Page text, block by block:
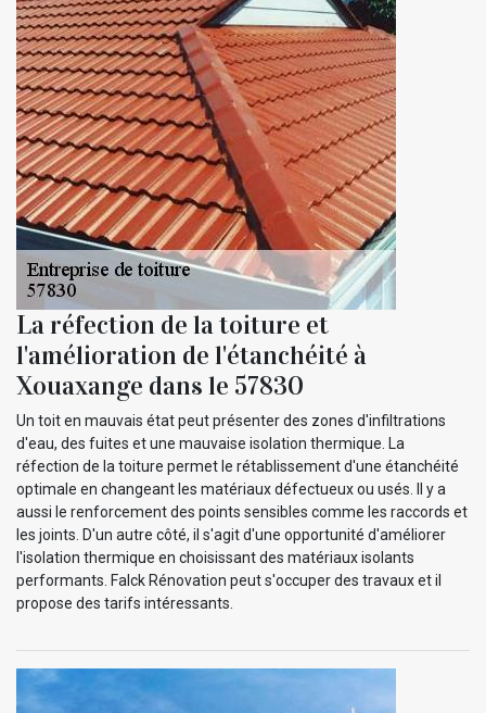
La réfection de la toiture et
l'amélioration de l'étanchéité à
Xouaxange dans le 57830
Un toit en mauvais état peut présenter des zones d'infiltrations
d'eau, des fuites et une mauvaise isolation thermique. La
réfection de la toiture permet le rétablissement d'une étanchéité
optimale en changeant les matériaux défectueux ou usés. Il y a
aussi le renforcement des points sensibles comme les raccords et
les joints. D'un autre côté, il s'agit d'une opportunité d'améliorer
l'isolation thermique en choisissant des matériaux isolants
performants. Falck Rénovation peut s'occuper des travaux et il
propose des tarifs intéressants.